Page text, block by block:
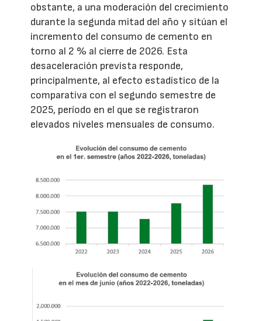
obstante, a una moderación del crecimiento
durante la segunda mitad del año y sitúan el
incremento del consumo de cemento en
torno al 2 % al cierre de 2026. Esta
desaceleración prevista responde,
principalmente, al efecto estadístico de la
comparativa con el segundo semestre de
2025, período en el que se registraron
elevados niveles mensuales de consumo.